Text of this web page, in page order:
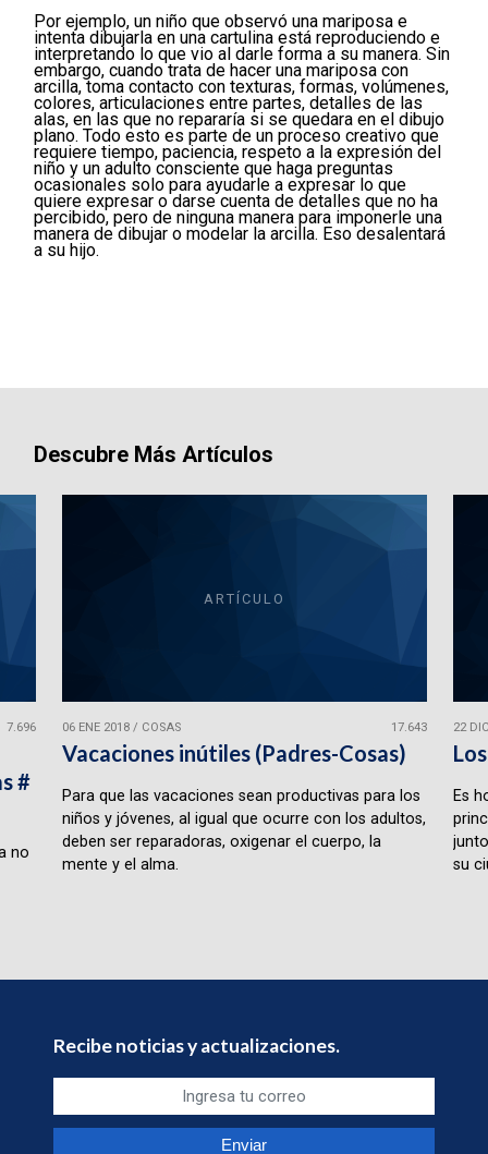
Por ejemplo, un niño que observó una mariposa e
intenta dibujarla en una cartulina está reproduciendo e
interpretando lo que vio al darle forma a su manera. Sin
embargo, cuando trata de hacer una mariposa con
arcilla, toma contacto con texturas, formas, volúmenes,
colores, articulaciones entre partes, detalles de las
alas, en las que no repararía si se quedara en el dibujo
plano. Todo esto es parte de un proceso creativo que
requiere tiempo, paciencia, respeto a la expresión del
niño y un adulto consciente que haga preguntas
ocasionales solo para ayudarle a expresar lo que
quiere expresar o darse cuenta de detalles que no ha
percibido, pero de ninguna manera para imponerle una
manera de dibujar o modelar la arcilla. Eso desalentará
a su hijo.
Descubre Más Artículos
7.696
#
no
ARTÍCULO
06 ENE 2018/ COSAS 17.643
Vacaciones inútiles (Padres-Cosas)
Para que las vacaciones sean productivas para los
niños y jóvenes, al igual que ocurre con los adultos,
deben ser reparadoras, oxigenar el cuerpo, la
mente y el alma.
22
Es
su
Recibe noticias y actualizaciones.